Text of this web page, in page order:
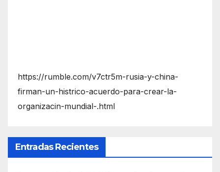
https://rumble.com/v7ctr5m-rusia-y-china-
firman-un-histrico-acuerdo-para-crear-la-
organizacin-mundial-.html
Entradas Recientes